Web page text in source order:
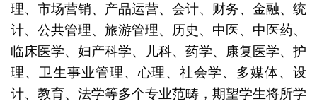
理、市场营销、产品运营、会计、财务、金融、统
计、公共管理、旅游管理、历史、中医、中医药、
临床医学、妇产科学、儿科、药学、康复医学、护
理、卫生事业管理、心理、社会学、多媒体、设
计、教育、法学等多个专业范畴，期望学生将所学